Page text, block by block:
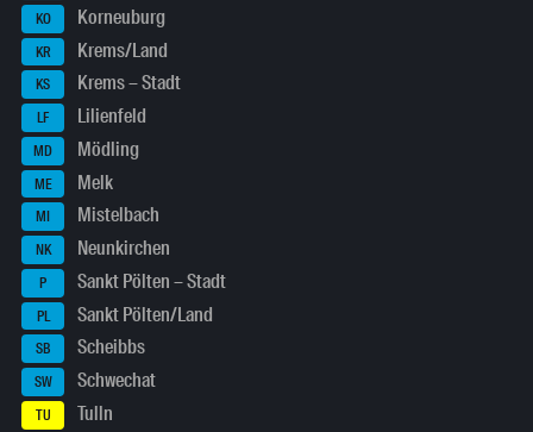
KO Korneuburg
KR Krems/Land
KS Krems – Stadt
LF Lilienfeld
MD Mödling
ME Melk
MI Mistelbach
NK Neunkirchen
P Sankt Pölten – Stadt
PL Sankt Pölten/Land
SB Scheibbs
SW Schwechat
TU Tulln